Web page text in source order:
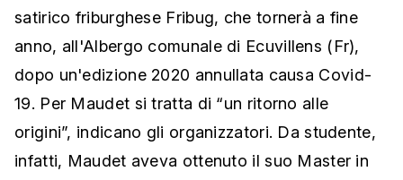
satirico friburghese Fribug, che tornerà a fine
anno, all'Albergo comunale di Ecuvillens (Fr),
dopo un'edizione 2020 annullata causa Covid-
19. Per Maudet si tratta di “un ritorno alle
origini”, indicano gli organizzatori. Da studente,
infatti, Maudet aveva ottenuto il suo Master in